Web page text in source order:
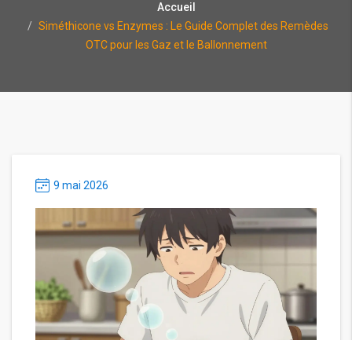
Accueil
Siméthicone vs Enzymes : Le Guide Complet des Remèdes
OTC pour les Gaz et le Ballonnement
9 mai 2026